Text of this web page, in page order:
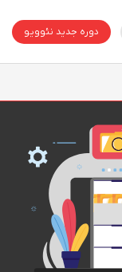
دوره جدید نئوویو